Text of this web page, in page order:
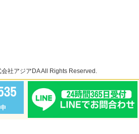
社アジアDA All Rights Reserved.